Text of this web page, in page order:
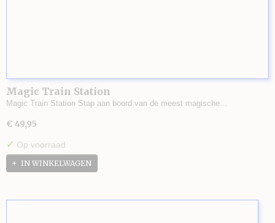
Magic Train Station
Magic Train Station Stap aan boord van de meest magische…
€ 49,95
✓ Op voorraad
IN WINKELWAGEN